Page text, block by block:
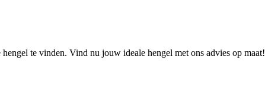
te vinden. Vind nu jouw ideale hengel met ons advies op maat!